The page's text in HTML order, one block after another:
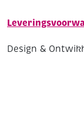
Design &